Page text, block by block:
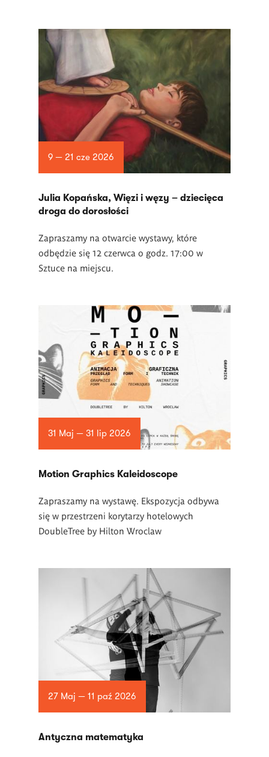
9 — 21 cze 2026
Julia Kopańska, Więzi i węzy – dziecięca
droga do dorosłości
Zapraszamy na otwarcie wystawy, które
odbędzie się 12 czerwca o godz. 17:00 w
Sztuce na miejscu.
31 Maj — 31 lip 2026
Motion Graphics Kaleidoscope
Zapraszamy na wystawę. Ekspozycja odbywa
się w przestrzeni korytarzy hotelowych
DoubleTree by Hilton Wroclaw
27 Maj — 11 paź 2026
Antyczna matematyka